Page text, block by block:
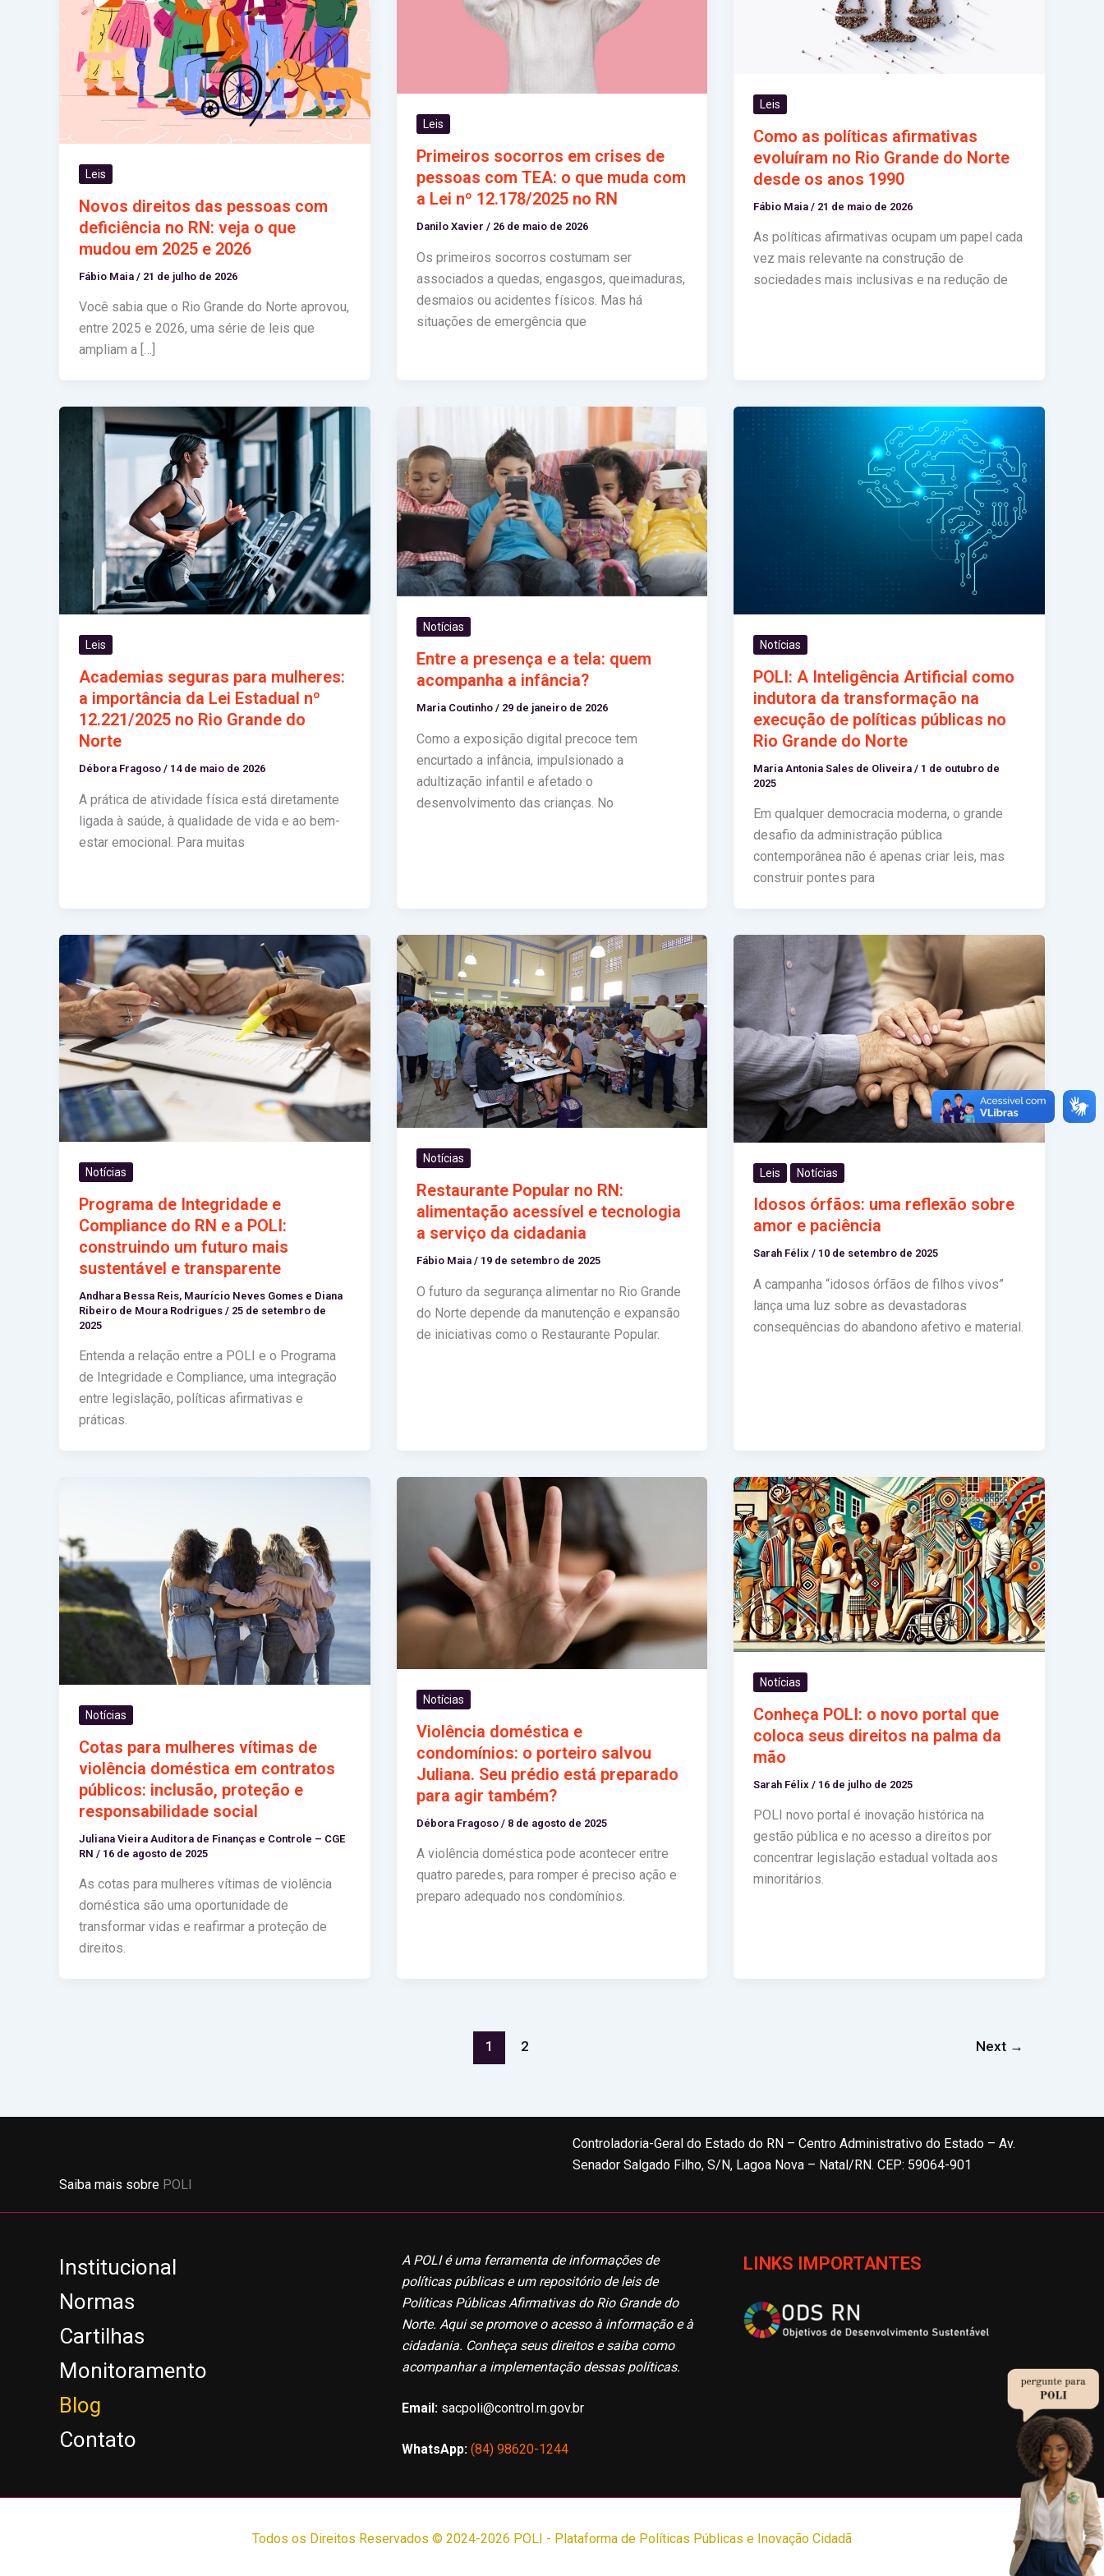
Leis
Novos direitos das pessoas com
deficiência no RN: veja o que
mudou em 2025 e 2026
Fábio Maia / 21 de julho de 2026
Você sabia que o Rio Grande do Norte aprovou,
entre 2025 e 2026, uma série de leis que
ampliam a […]
Leis
Primeiros socorros em crises de
pessoas com TEA: o que muda com
a Lei nº 12.178/2025 no RN
Danilo Xavier / 26 de maio de 2026
Os primeiros socorros costumam ser
associados a quedas, engasgos, queimaduras,
desmaios ou acidentes físicos. Mas há
situações de emergência que
Leis
Como as políticas afirmativas
evoluíram no Rio Grande do Norte
desde os anos 1990
Fábio Maia/ 21 de maio de 2026
As políticas afirmativas ocupam um papel cada
vez mais relevante na construção de
sociedades mais inclusivas e na redução de
Leis
Academias seguras para mulheres:
a importância da Lei Estadual nº
12.221/2025 no Rio Grande do
Norte
Débora Fragoso / 14 de maio de 2026
A prática de atividade física está diretamente
ligada à saúde, à qualidade de vida e ao bem-
estar emocional. Para muitas
Notícias
Entre a presença e a tela: quem
acompanha a infância?
Maria Coutinho / 29 de janeiro de 2026
Como a exposição digital precoce tem
encurtado a infância, impulsionado a
adultização infantil e afetado o
desenvolvimento das crianças. No
Notícias
POLI: A Inteligência Artificial como
indutora da transformação na
execução de políticas públicas no
Rio Grande do Norte
Maria Antonia Sales de Oliveira/ 1 de outubro de
2025
Em qualquer democracia moderna, o grande
desafio da administração pública
contemporânea não é apenas criar leis, mas
construir pontes para
Notícias
Programa de Integridade e
Compliance do RN e a POLI:
construindo um futuro mais
sustentável e transparente
Andhara Bessa Reis, Maurício Neves Gomes e Diana
Ribeiro de Moura Rodrigues / 25 de setembro de
2025
Entenda a relação entre a POLI e o Programa
de Integridade e Compliance, uma integração
entre legislação, políticas afirmativas e
práticas.
Notícias
Restaurante Popular no RN:
alimentação acessível e tecnologia
a serviço da cidadania
Fábio Maia / 19 de setembro de 2025
O futuro da segurança alimentar no Rio Grande
do Norte depende da manutenção e expansão
de iniciativas como o Restaurante Popular.
Leis Notícias
Idosos órfãos: uma reflexão sobre
amor e paciência
Sarah Félix/ 10 de setembro de 2025
A campanha “idosos órfãos de filhos vivos”
lança uma luz sobre as devastadoras
consequências do abandono afetivo e material.
Notícias
Cotas para mulheres vítimas de
violência doméstica em contratos
públicos: inclusão, proteção e
responsabilidade social
Juliana Vieira Auditora de Finanças e Controle – CGE
RN / 16 de agosto de 2025
As cotas para mulheres vítimas de violência
doméstica são uma oportunidade de
transformar vidas e reafirmar a proteção de
direitos.
Notícias
Violência doméstica e
condomínios: o porteiro salvou
Juliana. Seu prédio está preparado
para agir também?
Débora Fragoso / 8 de agosto de 2025
A violência doméstica pode acontecer entre
quatro paredes, para romper é preciso ação e
preparo adequado nos condomínios.
Notícias
Conheça POLI: o novo portal que
coloca seus direitos na palma da
mão
Sarah Félix/ 16 de julho de 2025
POLI novo portal é inovação histórica na
gestão pública e no acesso a direitos por
concentrar legislação estadual voltada aos
minoritários.
1 2 Next →
Saiba mais sobre POLI
Controladoria-Geral do Estado do RN – Centro Administrativo do Estado – Av.
Senador Salgado Filho, S/N, Lagoa Nova – Natal/RN. CEP: 59064-901
Institucional
Normas
Cartilhas
Monitoramento
Blog
Contato
A POLI é uma ferramenta de informações de
políticas públicas e um repositório de leis de
Políticas Públicas Afirmativas do Rio Grande do
Norte. Aqui se promove o acesso à informação e à
cidadania. Conheça seus direitos e saiba como
acompanhar a implementação dessas políticas.
Email:sacpoli@control.rn.gov.br
WhatsApp: (84) 98620-1244
LINKS IMPORTANTES
Todos os Direitos Reservados © 2024-2026 POLI - Plataforma de Políticas Públicas e Inovação Cidadã